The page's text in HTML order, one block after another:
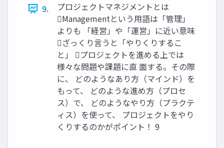
9.
プロジェクトマネジメントとは
Managementという用語は「管理」
よりも 「経営」や「運営」に近い意味
ざっくり言うと「やりくりするこ
と」 プロジェクトを進める上では
様々な問題や課題に直 面する。その際
に、 どのようなあり方（マインド）を
もって、 どのような進め方（プロセ
ス）で、 どのようなやり方（プラクテ
ィス）を使って、 プロジェクトをやり
くりするのかがポイント！ 9